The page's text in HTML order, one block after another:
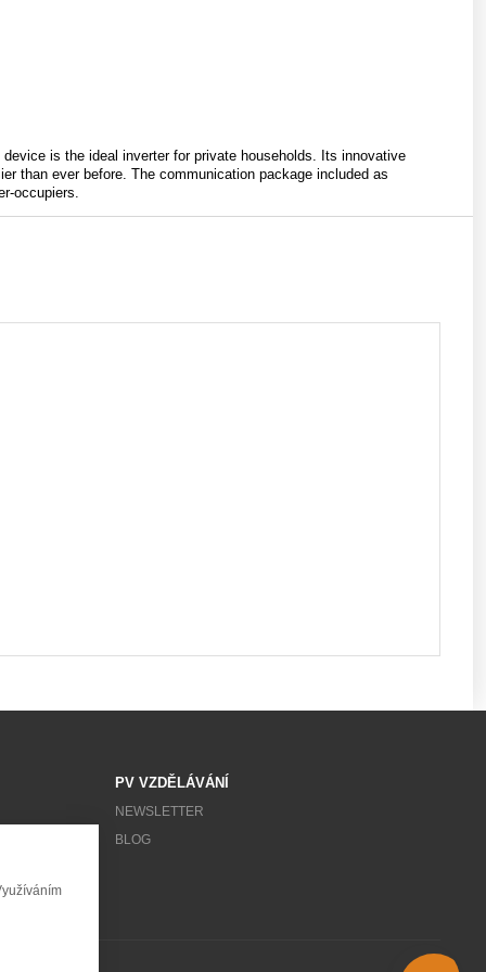
is the ideal inverter for private households. Its innovative
than ever before. The communication package included as
occupiers.
PV VZDĚLÁVÁNÍ
NEWSLETTER
BLOG